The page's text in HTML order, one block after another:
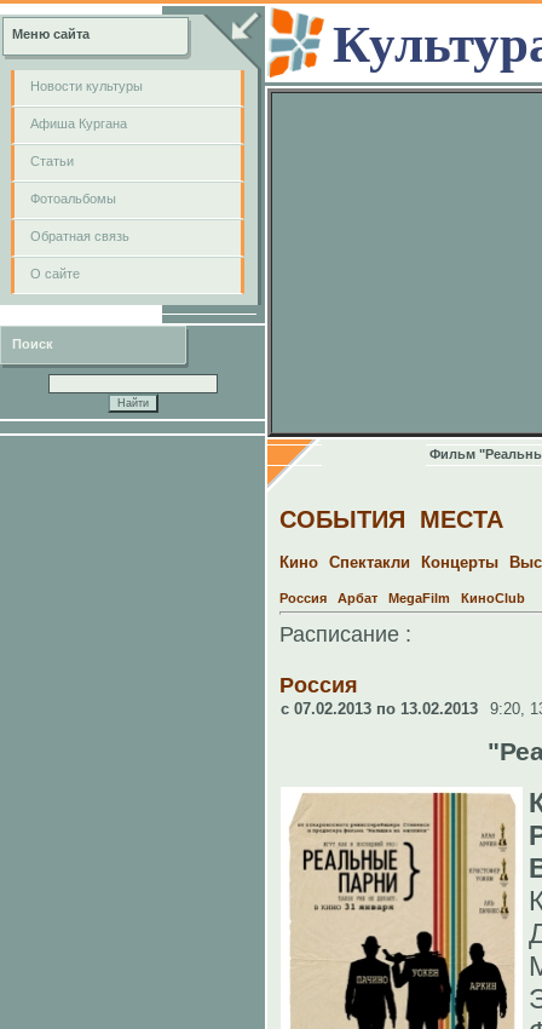
Меню сайта
Новости культуры
Афиша Кургана
Cтатьи
Фотоальбомы
Обратная связь
О сайте
Поиск
Фильм
СОБЫТИЯ МЕСТА
Кино Спектакли Концерты
Россия Арбат MegaFilm КиноClub
Расписание :
Россия
c 07.02.2013 по 13.02.2013 9:20,